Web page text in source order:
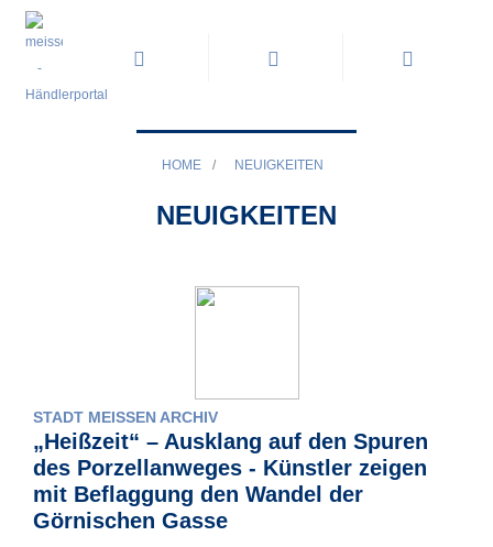
HOME / NEUIGKEITEN
NEUIGKEITEN
STADT MEISSEN ARCHIV
„Heißzeit“ – Ausklang auf den Spuren
des Porzellanweges - Künstler zeigen
mit Beflaggung den Wandel der
Görnischen Gasse